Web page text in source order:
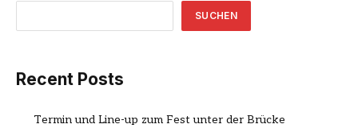
SUCHEN
Recent Posts
Termin und Line-up zum Fest unter der Brücke